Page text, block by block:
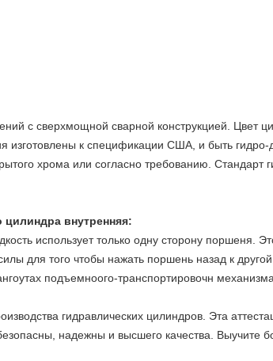
с сверхмощной сварной конструкцией. Цвет
изготовлены к спецификации США, и быть
хрома или согласно требованию. Стандарт
внутренняя:
использует только одну сторону поршеня.
для того чтобы нажать поршень назад к
подъемноого-транспортировочн механизма.
гидравлических цилиндров. Эта
надежны и высшего качества. Выучите